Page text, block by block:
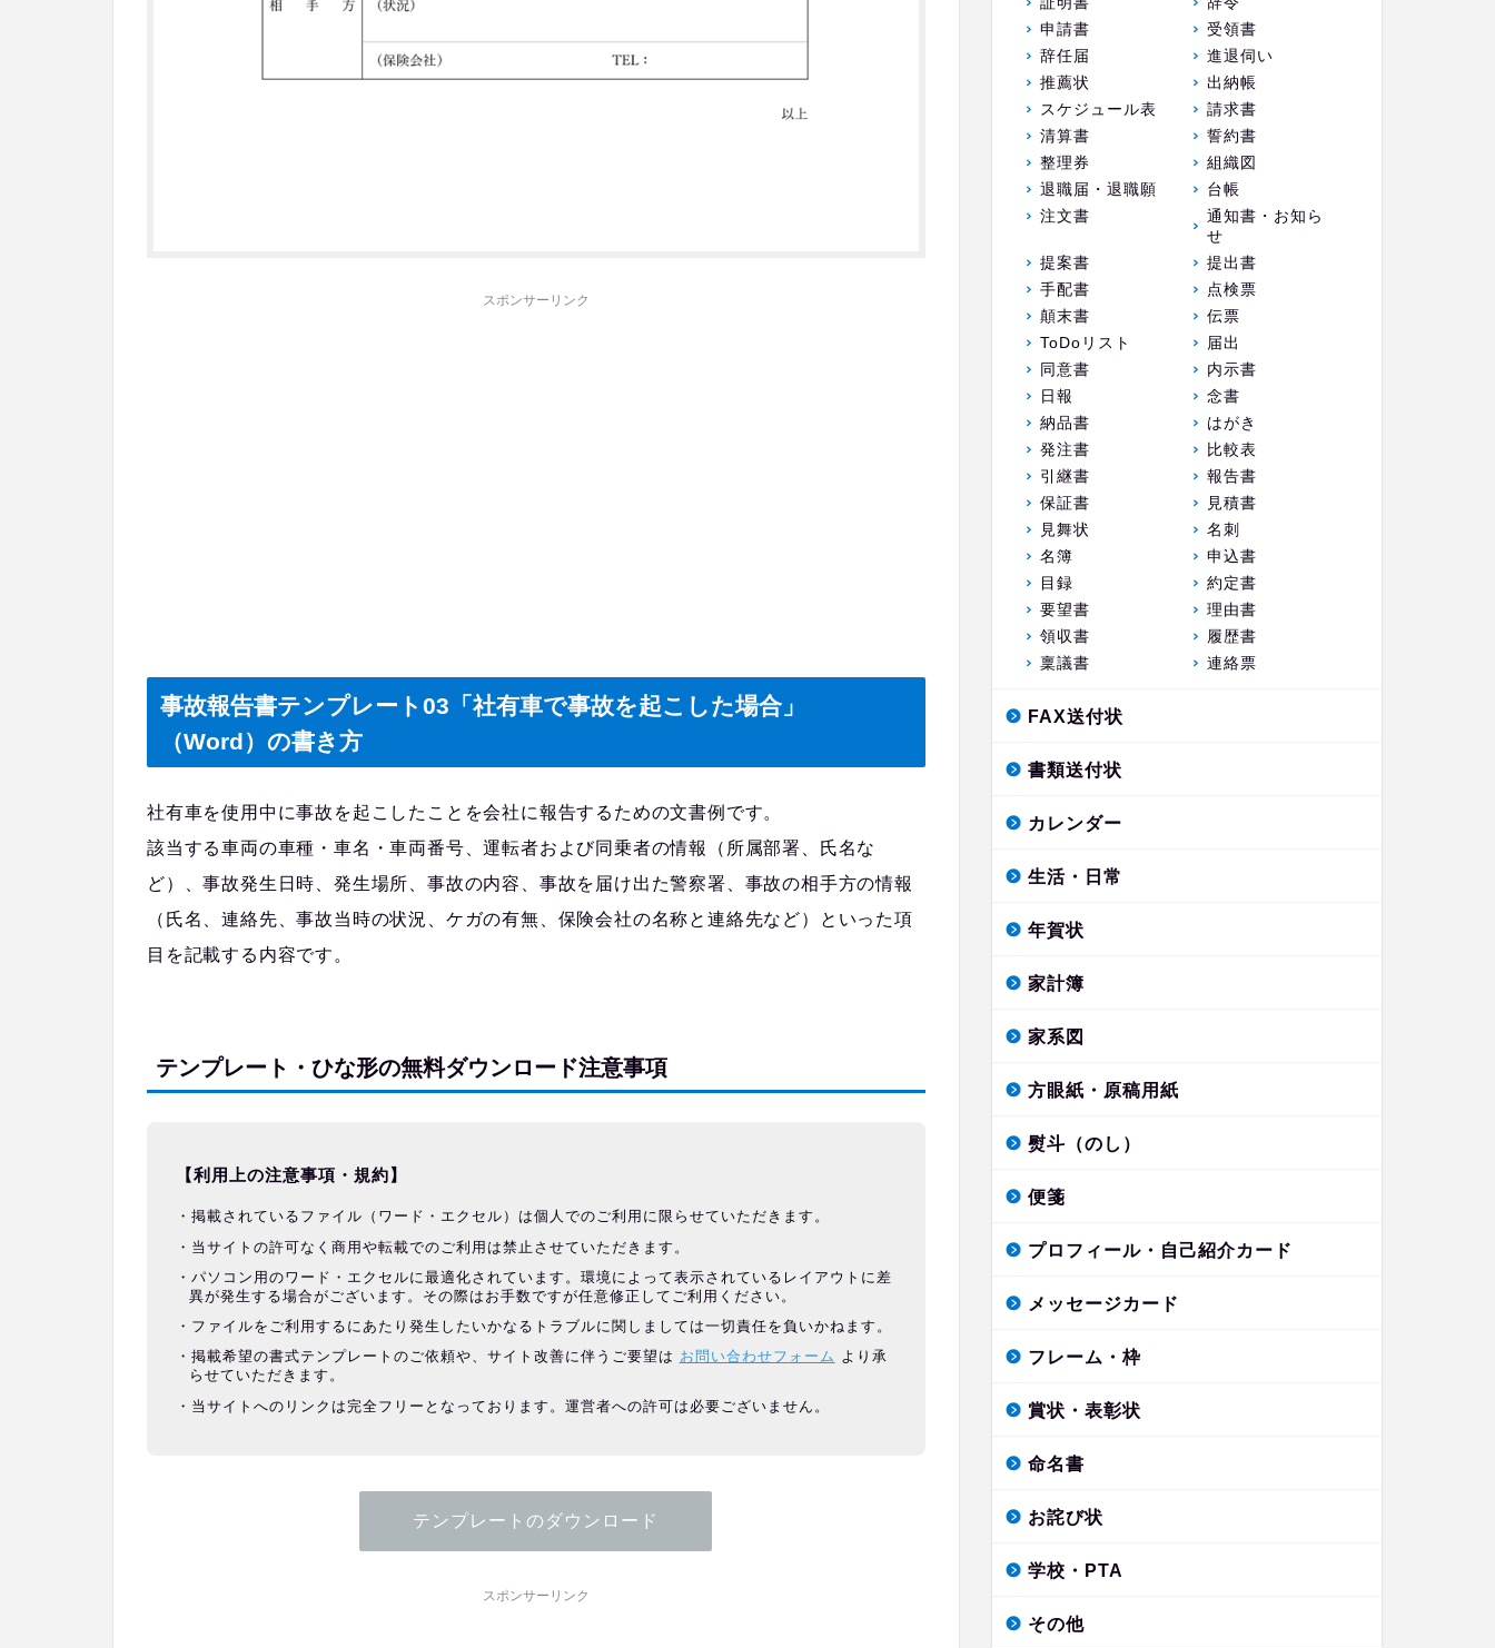
スポンサーリンク
事故報告書テンプレート03「社有車で事故を起こした場合」
（Word）の書き方
社有車を使用中に事故を起こしたことを会社に報告するための文書例です。
該当する車両の車種・車名・車両番号、運転者および同乗者の情報（所属部署、氏名な
ど）、事故発生日時、発生場所、事故の内容、事故を届け出た警察署、事故の相手方の情報
（氏名、連絡先、事故当時の状況、ケガの有無、保険会社の名称と連絡先など）といった項
目を記載する内容です。
テンプレート・ひな形の無料ダウンロード注意事項
【利用上の注意事項・規約】
掲載されているファイル（ワード・エクセル）は個人でのご利用に限らせていただきます。
当サイトの許可なく商用や転載でのご利用は禁止させていただきます。
パソコン用のワード・エクセルに最適化されています。環境によって表示されているレイアウトに差
異が発生する場合がございます。その際はお手数ですが任意修正してご利用ください。
ファイルをご利用するにあたり発生したいかなるトラブルに関しましては一切責任を負いかねます。
掲載希望の書式テンプレートのご依頼や、サイト改善に伴うご要望は お問い合わせフォーム より承
らせていただきます。
当サイトへのリンクは完全フリーとなっております。運営者への許可は必要ございません。
テンプレートのダウンロード
スポンサーリンク
申請書
受領書
辞任届
進退伺い
推薦状
出納帳
スケジュール表
請求書
清算書
誓約書
整理券
組織図
退職届・退職願
台帳
注文書
通知書・お知ら
せ
提案書
提出書
手配書
点検票
顛末書
伝票
ToDoリスト
届出
同意書
内示書
日報
念書
納品書
はがき
発注書
比較表
引継書
報告書
保証書
見積書
見舞状
名刺
名簿
申込書
目録
約定書
要望書
理由書
領収書
履歴書
稟議書
連絡票
FAX送付状
書類送付状
カレンダー
生活・日常
年賀状
家計簿
家系図
方眼紙・原稿用紙
熨斗（のし）
便箋
プロフィール・自己紹介カード
メッセージカード
フレーム・枠
賞状・表彰状
命名書
お詫び状
学校・PTA
その他